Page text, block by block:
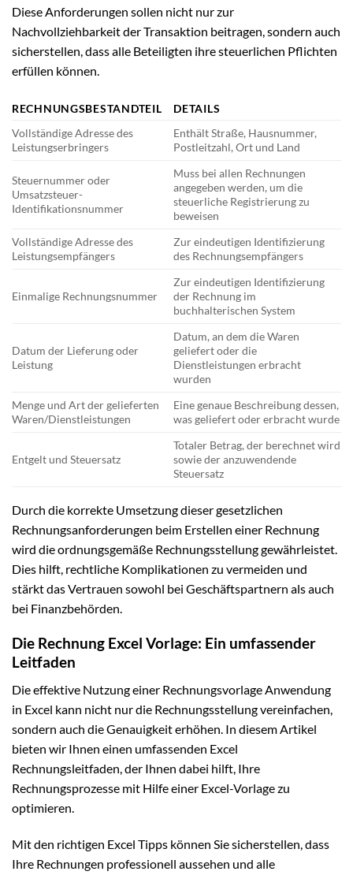
Diese Anforderungen sollen nicht nur zur
Nachvollziehbarkeit der Transaktion beitragen, sondern auch
sicherstellen, dass alle Beteiligten ihre steuerlichen Pflichten
erfüllen können.
RECHNUNGSBESTANDTEIL
DETAILS
Vollständige Adresse des
Leistungserbringers
Enthält Straße, Hausnummer,
Postleitzahl, Ort und Land
Steuernummer oder
Umsatzsteuer-
Identifikationsnummer
Muss bei allen Rechnungen
angegeben werden, um die
steuerliche Registrierung zu
beweisen
Vollständige Adresse des
Leistungsempfängers
Zur eindeutigen Identifizierung
des Rechnungsempfängers
Einmalige Rechnungsnummer
Zur eindeutigen Identifizierung
der Rechnung im
buchhalterischen System
Datum der Lieferung oder
Leistung
Datum, an dem die Waren
geliefert oder die
Dienstleistungen erbracht
wurden
Menge und Art der gelieferten
Waren/Dienstleistungen
Eine genaue Beschreibung dessen,
was geliefert oder erbracht wurde
Entgelt und Steuersatz
Totaler Betrag, der berechnet wird
sowie der anzuwendende
Steuersatz
Durch die korrekte Umsetzung dieser gesetzlichen
Rechnungsanforderungen beim Erstellen einer Rechnung
wird die ordnungsgemäße Rechnungsstellung gewährleistet.
Dies hilft, rechtliche Komplikationen zu vermeiden und
stärkt das Vertrauen sowohl bei Geschäftspartnern als auch
bei Finanzbehörden.
Die Rechnung Excel Vorlage: Ein umfassender
Leitfaden
Die effektive Nutzung einer Rechnungsvorlage Anwendung
in Excel kann nicht nur die Rechnungsstellung vereinfachen,
sondern auch die Genauigkeit erhöhen. In diesem Artikel
bieten wir Ihnen einen umfassenden Excel
Rechnungsleitfaden, der Ihnen dabei hilft, Ihre
Rechnungsprozesse mit Hilfe einer Excel-Vorlage zu
optimieren.
Mit den richtigen Excel Tipps können Sie sicherstellen, dass
Ihre Rechnungen professionell aussehen und alle